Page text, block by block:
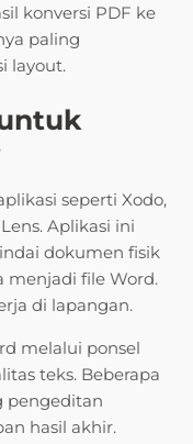
konversi PDF ke
paling
layout.
seperti Xodo,
Aplikasi ini
dokumen fisik
menjadi file Word.
di lapangan.
melalui ponsel
teks. Beberapa
pengeditan
hasil akhir.